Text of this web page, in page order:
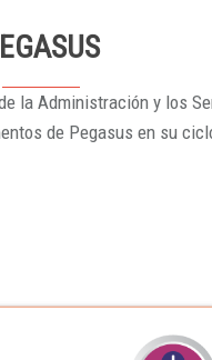
la Administración y los
de Pegasus en su